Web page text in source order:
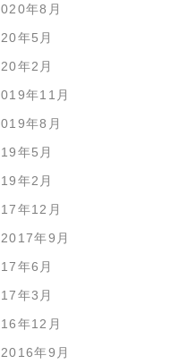
年8月
年5月
年2月
年11月
年8月
年5月
年2月
年12月
2017年9月
年6月
年3月
年12月
2016年9月